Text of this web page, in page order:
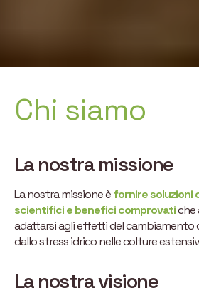
Chi siamo
La nostra missione
La nostra missione èfornire soluzioni
scientifici e benefici comprovatiche
adattarsi agli effetti del cambiamento
dallo stress idrico nelle colture
La nostra visione